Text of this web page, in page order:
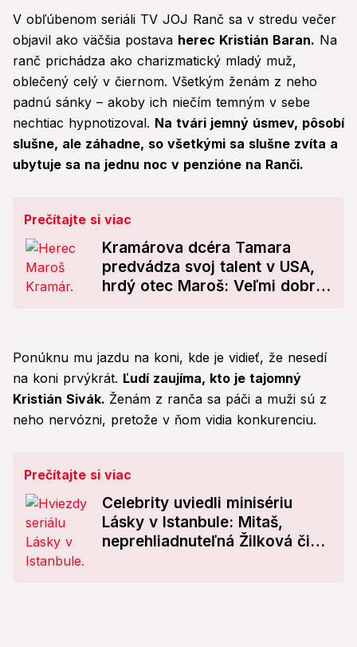
V obľúbenom seriáli TV JOJ Ranč sa v stredu večer
objavil ako väčšia postava herec Kristián Baran. Na
ranč prichádza ako charizmatický mladý muž,
oblečený celý v čiernom. Všetkým ženám z neho
padnú sánky – akoby ich niečím temným v sebe
nechtiac hypnotizoval. Na tvári jemný úsmev, pôsobí
slušne, ale záhadne, so všetkými sa slušne zvíta a
ubytuje sa na jednu noc v penzióne na Ranči.
Prečítajte si viac
Kramárova dcéra Tamara
predvádza svoj talent v USA,
hrdý otec Maroš: Veľmi dobrá
Ponúknu mu jazdu na koni, kde je vidieť, že nesedí
na koni prvýkrát. Ľudí zaujíma, kto je tajomný
Kristián Sivák. Ženám z ranča sa páči a muži sú z
neho nervózni, pretože v ňom vidia konkurenciu.
Prečítajte si viac
Celebrity uviedli minisériu
Lásky v Istanbule: Mitaš,
neprehliadnuteľná Žilková či